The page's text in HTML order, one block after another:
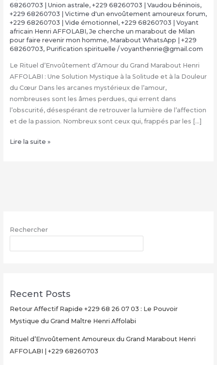
68260703 | Union astrale, +229 68260703 | Vaudou béninois,
+229 68260703 | Victime d'un envoûtement amoureux forum,
+229 68260703 | Vide émotionnel , +229 68260703 | Voyant
africain Henri AFFOLABI, Je cherche un marabout de Milan
pour faire revenir mon homme, Marabout WhatsApp | +229
68260703, Purification spirituelle /voyanthenrie@gmail.com
Le Rituel d’Envoûtement d’Amour du Grand Marabout Henri
AFFOLABI : Une Solution Mystique à la Solitude et à la Douleur
du Cœur Dans les arcanes mystérieux de l’amour,
nombreuses sont les âmes perdues, qui errent dans
l’obscurité, désespérant de retrouver la lumière de l’affection
et de la passion. Nombreux sont ceux qui, frappés par les […]
Rituel
|
68260703
Lire la suite »
Rechercher
Recent Posts
Retour Affectif Rapide +229 68 26 07 03 : Le Pouvoir
Mystique du Grand Maître Henri Affolabi
Rituel d’Envoûtement Amoureux du Grand Marabout Henri
AFFOLABI | +229 68260703